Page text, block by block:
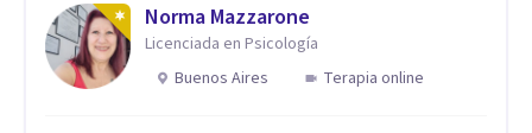
Norma Mazzarone
Licenciada en Psicología
Buenos Aires
Terapia online